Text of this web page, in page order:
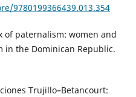
9780199366439.013.354
of paternalism: women and
the Dominican Republic.
Trujillo–Betancourt: